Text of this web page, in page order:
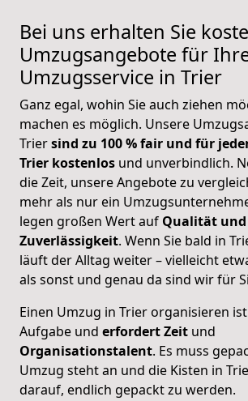
Bei uns erhalten Sie
Umzugsangebote für
Umzugsservice in Trier
Ganz egal, wohin Sie auch ziehen
machen es möglich. Unsere
Triersind zu 100 % fair und für
Trier kostenlos und unverbindlich.
die Zeit, unsere Angebote zu
mehr als nur ein
legen großen Wert auf Qualität und
Zuverlässigkeit. Wenn Sie bald in
läuft der Alltag weiter – vielleicht
als sonst und genau da sind wir für
Einen Umzug in Trier organisieren
Aufgabe und erfordert Zeit und
Organisationstalent. Es muss
Umzug steht an und die Kisten in
darauf, endlich gepackt zu werden.